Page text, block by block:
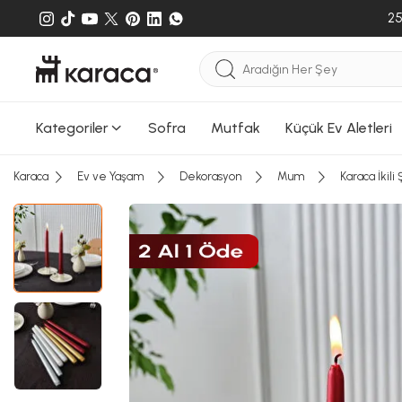
Kategoriler Sofra Mutfak Küçük Ev Aletleri
Sepete
Karaca Ev ve Yaşam Dekorasyon Mum Karaca İkili